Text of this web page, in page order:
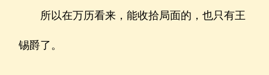
所以在万历看来，能收拾局面的，也只有王
锡爵了。